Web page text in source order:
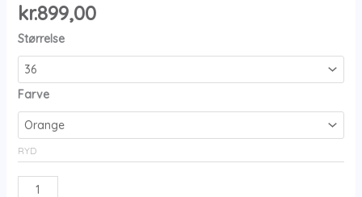
kr.899,00
Størrelse
Farve
RYD
Elcamma